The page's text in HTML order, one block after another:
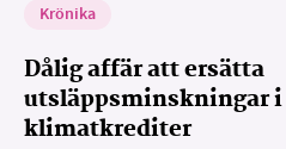
Krönika
Dålig affär att ersätta
utsläppsminskningar i
klimatkrediter